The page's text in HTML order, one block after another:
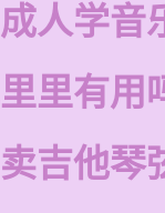
人学音
里有用
吉他琴